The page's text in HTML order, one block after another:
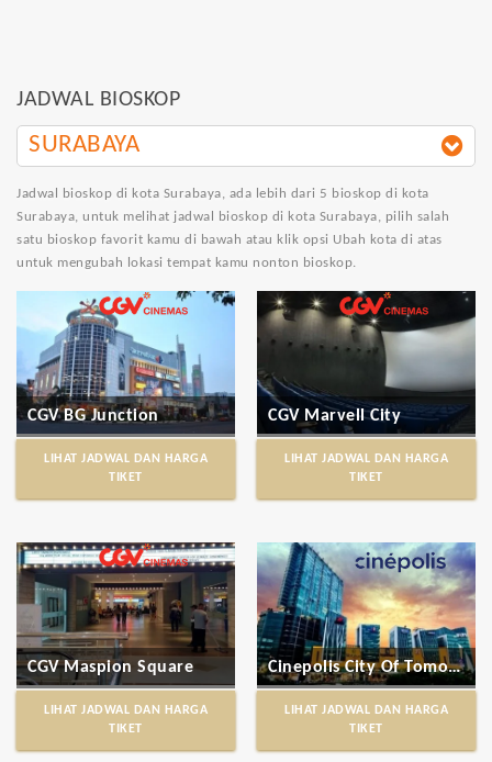
JADWAL BIOSKOP
SURABAYA
Jadwal bioskop di kota Surabaya, ada lebih dari 5 bioskop di kota
Surabaya, untuk melihat jadwal bioskop di kota Surabaya, pilih salah
satu bioskop favorit kamu di bawah atau klik opsi Ubah kota di atas
untuk mengubah lokasi tempat kamu nonton bioskop.
CGV BG Junction
LIHAT JADWAL DAN HARGA
TIKET
CGV Marvell City
LIHAT JADWAL DAN HARGA
TIKET
CGV Maspion Square
LIHAT JADWAL DAN HARGA
TIKET
Cinepolis City Of Tomorrow (CITO)
LIHAT JADWAL DAN HARGA
TIKET